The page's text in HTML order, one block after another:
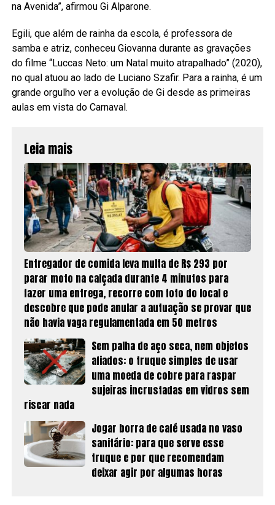
na Avenida”, afirmou Gi Alparone.
Egili, que além de rainha da escola, é professora de
samba e atriz, conheceu Giovanna durante as gravações
do filme “Luccas Neto: um Natal muito atrapalhado” (2020),
no qual atuou ao lado de Luciano Szafir. Para a rainha, é um
grande orgulho ver a evolução de Gi desde as primeiras
aulas em vista do Carnaval.
Leia mais
Entregador de comida leva multa de R$ 293 por
parar moto na calçada durante 4 minutos para
fazer uma entrega, recorre com foto do local e
descobre que pode anular a autuação se provar que
não havia vaga regulamentada em 50 metros
Sem palha de aço seca, nem objetos
afiados: o truque simples de usar
uma moeda de cobre para raspar
sujeiras incrustadas em vidros sem
riscar nada
Jogar borra de café usada no vaso
sanitário: para que serve esse
truque e por que recomendam
deixar agir por algumas horas